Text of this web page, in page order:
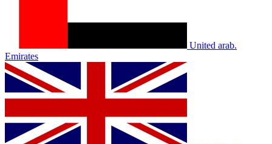
United arab.
Emirates